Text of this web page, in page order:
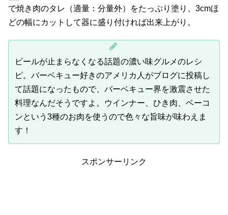
で焼き肉のタレ（適量：分量外）をたっぷり塗り、3cmほ
どの幅にカットして器に盛り付ければ出来上がり。
ビールが止まらなくなる話題の濃い味グルメのレシ
ピ。バーベキュー好きのアメリカ人がブログに投稿し
て話題になったもので、バーベキュー界を激震させた
料理なんだそうですよ。ウインナー、ひき肉、ベーコ
ンという3種のお肉を使うので色々な旨味が味わえま
す！
スポンサーリンク